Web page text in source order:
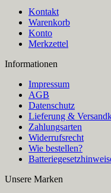
Kontakt
Warenkorb
Konto
Merkzettel
Informationen
Impressum
AGB
Datenschutz
Lieferung &
Zahlungsarten
Widerrufsrecht
Wie bestellen?
Unsere Marken